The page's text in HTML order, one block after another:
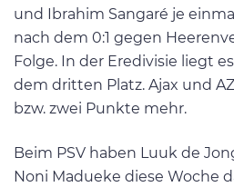
und Ibrahim Sangaré je
nach dem 0:1 gegen
Folge. In der Eredivisie liegt
dem dritten Platz. Ajax und
bzw. zwei Punkte mehr.
Beim PSV haben Luuk de
Noni Madueke diese Woche